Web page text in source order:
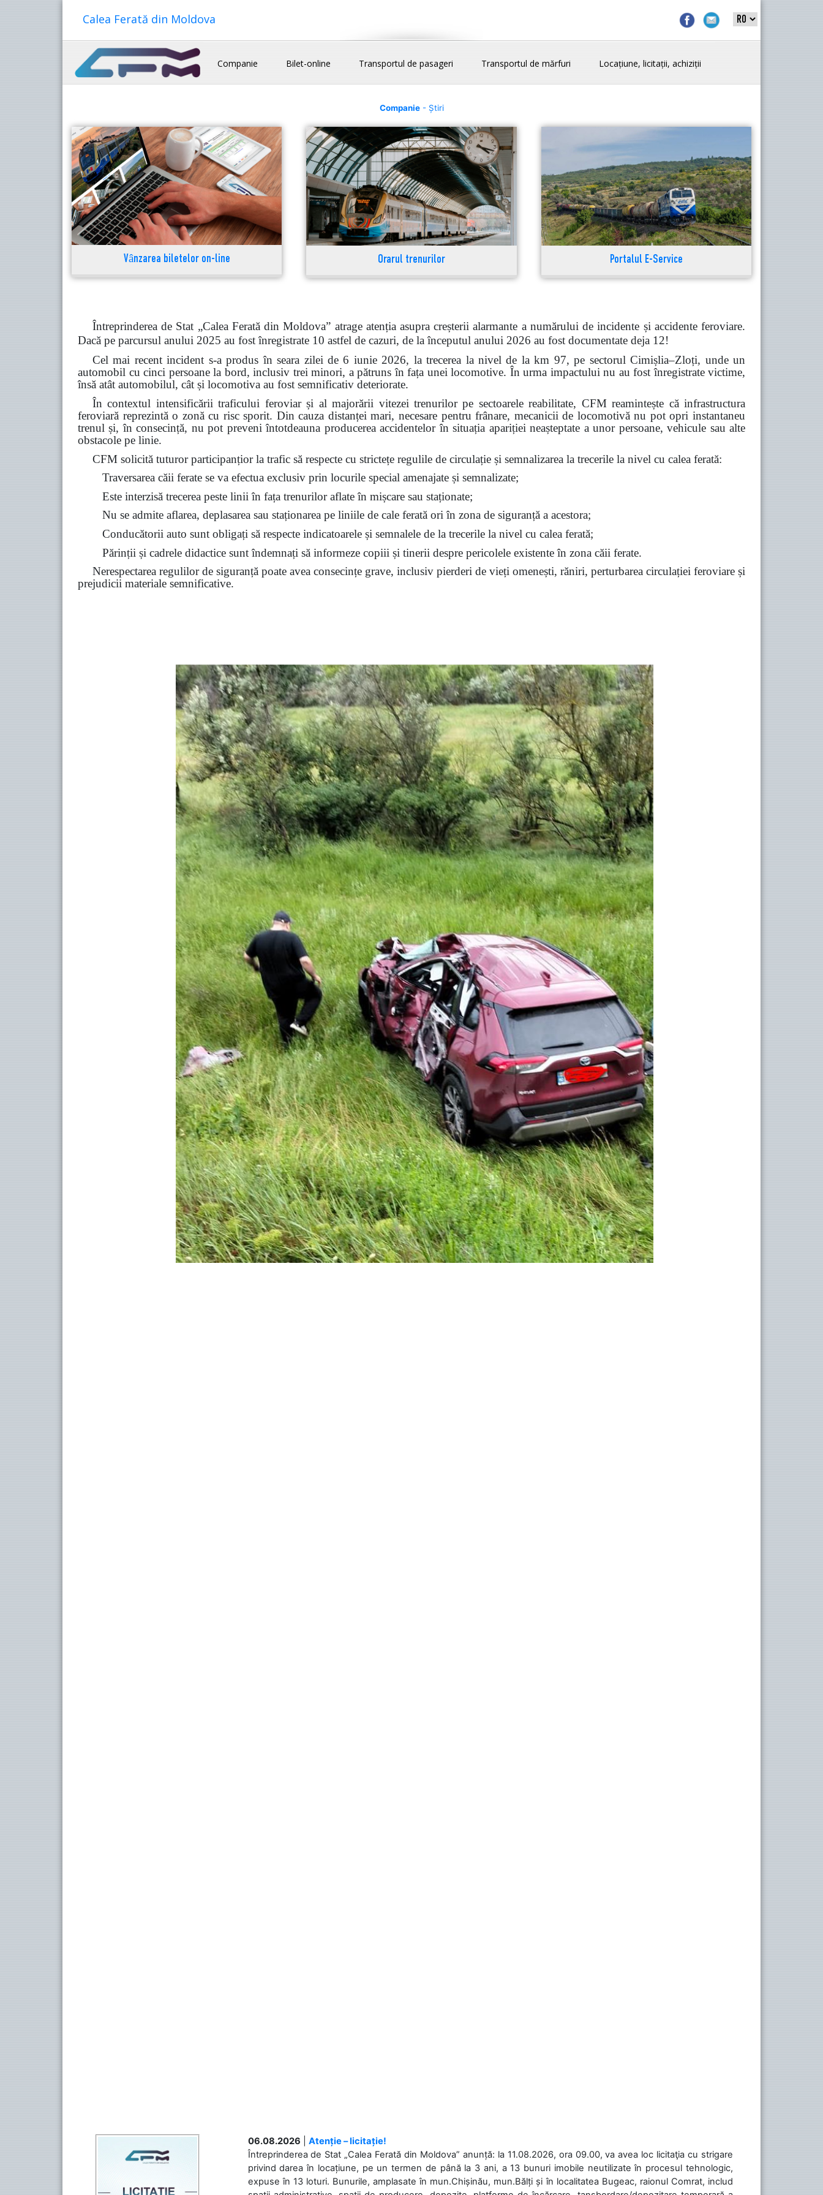
Calea Ferată din Moldova
Companie Bilet-online Transportul de pasageri Transportul de mărfuri Locațiune, licitații, achiziții
Companie- Știri
Vânzarea biletelor on-line Orarul trenurilor Portalul E-Service
Întreprinderea de Stat „Calea Ferată din Moldova” atrage atenția asupra creșterii alarmante a numărului de incidente și accidente feroviare.
Dacă pe parcursul anului 2025 au fost înregistrate 10 astfel de cazuri, de la începutul anului 2026 au fost documentate deja 12!
Cel mai recent incident s-a produs în seara zilei de 6 iunie 2026, la trecerea la nivel de la km 97, pe sectorul Cimișlia–Zloți, unde un
automobil cu cinci persoane la bord, inclusiv trei minori, a pătruns în fața unei locomotive. În urma impactului nu au fost înregistrate victime,
însă atât automobilul, cât și locomotiva au fost semnificativ deteriorate.
În contextul intensificării traficului feroviar și al majorării vitezei trenurilor pe sectoarele reabilitate, CFM reamintește că infrastructura
feroviară reprezintă o zonă cu risc sporit. Din cauza distanței mari, necesare pentru frânare, mecanicii de locomotivă nu pot opri instantaneu
trenul și, în consecință, nu pot preveni întotdeauna producerea accidentelor în situația apariției neașteptate a unor persoane, vehicule sau alte
obstacole pe linie.
CFM solicită tuturor participanțior la trafic să respecte cu strictețe regulile de circulație și semnalizarea la trecerile la nivel cu calea ferată:
Traversarea căii ferate se va efectua exclusiv prin locurile special amenajate și semnalizate;
Este interzisă trecerea peste linii în fața trenurilor aflate în mișcare sau staționate;
Nu se admite aflarea, deplasarea sau staționarea pe liniile de cale ferată ori în zona de siguranță a acestora;
Conducătorii auto sunt obligați să respecte indicatoarele și semnalele de la trecerile la nivel cu calea ferată;
Părinții și cadrele didactice sunt îndemnați să informeze copiii și tinerii despre pericolele existente în zona căii ferate.
Nerespectarea regulilor de siguranță poate avea consecințe grave, inclusiv pierderi de vieți omenești, răniri, perturbarea circulației feroviare și
prejudicii materiale semnificative.
06.08.2026
Atenție – licitație!
Întreprinderea de Stat „Calea Ferată din Moldova” anunță: la 11.08.2026, ora 09.00, va avea loc licitaţia cu strigare
privind darea în locațiune, pe un termen de până la 3 ani, a 13 bunuri imobile neutilizate în procesul tehnologic,
expuse în 13 loturi. Bunurile, amplasate în mun.Chișinău, mun.Bălți și în localitatea Bugeac, raionul Comrat, includ